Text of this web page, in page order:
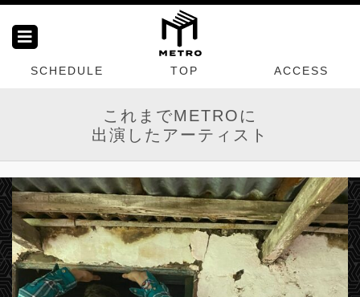
SCHEDULE TOP ACCESS
これまでMETROに
出演したアーティスト